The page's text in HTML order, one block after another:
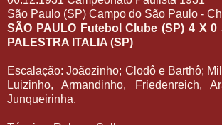
São Paulo (SP) Campo do São Paulo -
SÃO PAULO Futebol Clube (SP) 4 X
PALESTRA ITALIA (SP)
Escalação: Joãozinho; Clodô e Barthô;
Luizinho, Armandinho, Friedenreich,
Junqueirinha.